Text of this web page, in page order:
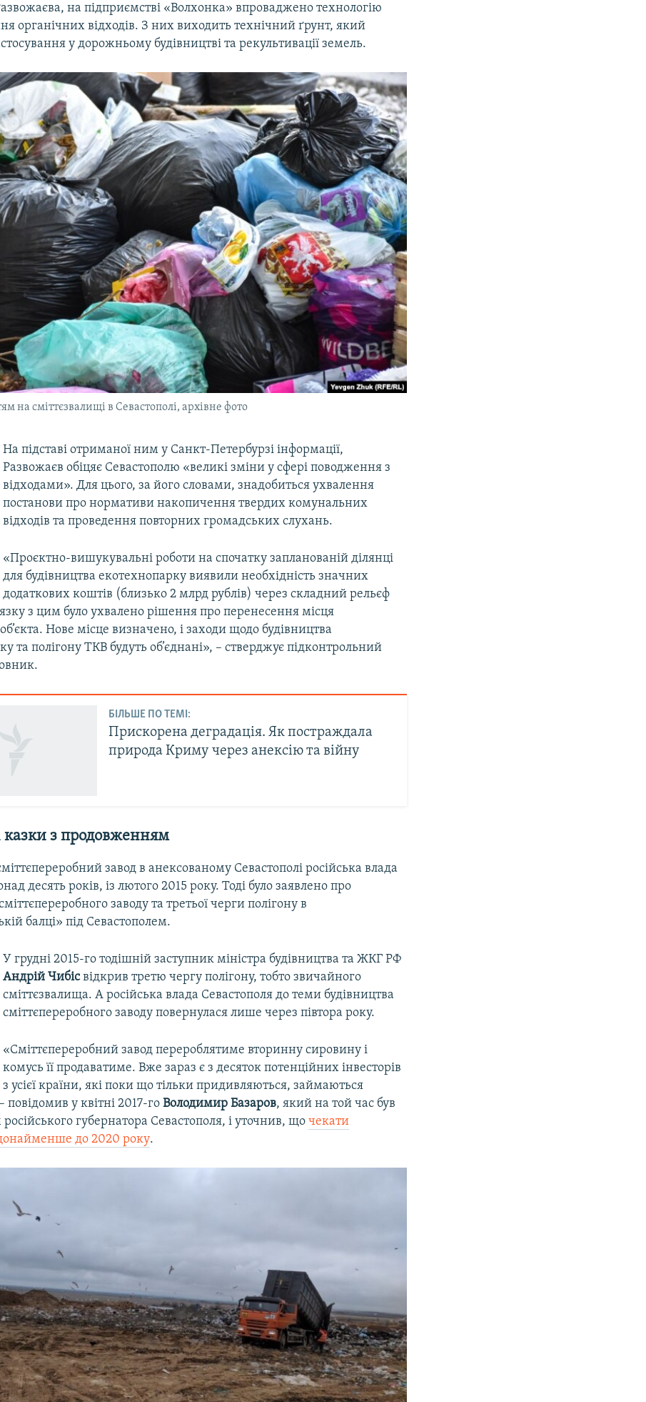
на підприємстві «Волхонка» впроваджено технологію
органічних відходів. З них виходить технічний ґрунт, який
у дорожньому будівництві та рекультивації земель.
на сміттєзвалищі в Севастополі, архівне фото
На підставі отриманої ним у Санкт-Петербурзі інформації,
Развожаєв обіцяє Севастополю «великі зміни у сфері поводження з
відходами». Для цього, за його словами, знадобиться ухвалення
постанови про нормативи накопичення твердих комунальних
відходів та проведення повторних громадських слухань.
«Проєктно-вишукувальні роботи на спочатку запланованій ділянці
для будівництва екотехнопарку виявили необхідність значних
додаткових коштів (близько 2 млрд рублів) через складний рельєф
з цим було ухвалено рішення про перенесення місця
Нове місце визначено, і заходи щодо будівництва
та полігону ТКВ будуть об’єднані», – стверджує підконтрольний
БІЛЬШЕ ПО ТЕМІ:
Прискорена деградація. Як постраждала
природа Криму через анексію та війну
казки з продовженням
завод в анексованому Севастополі російська влада
десять років, із лютого 2015 року. Тоді було заявлено про
заводу та третьої черги полігону в
балці» під Севастополем.
У грудні 2015-го тодішній заступник міністра будівництва та ЖКГ РФ
Андрій Чибісвідкрив третю чергу полігону, тобто звичайного
сміттєзвалища. А російська влада Севастополя до теми будівництва
сміттєпереробного заводу повернулася лише через півтора року.
«Сміттєпереробний завод перероблятиме вторинну сировину і
комусь її продаватиме. Вже зараз є з десяток потенційних інвесторів
з усієї країни, які поки що тільки придивляються, займаються
повідомив у квітні 2017-гоВолодимир Базаров, який на той час був
губернатора Севастополя, і уточнив, щочекати
до 2020 року.